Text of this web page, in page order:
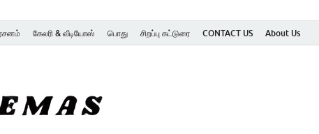
கேலரி & வீடியோஸ் பொது சிறப்பு கட்டுரை CONTACT US About Us